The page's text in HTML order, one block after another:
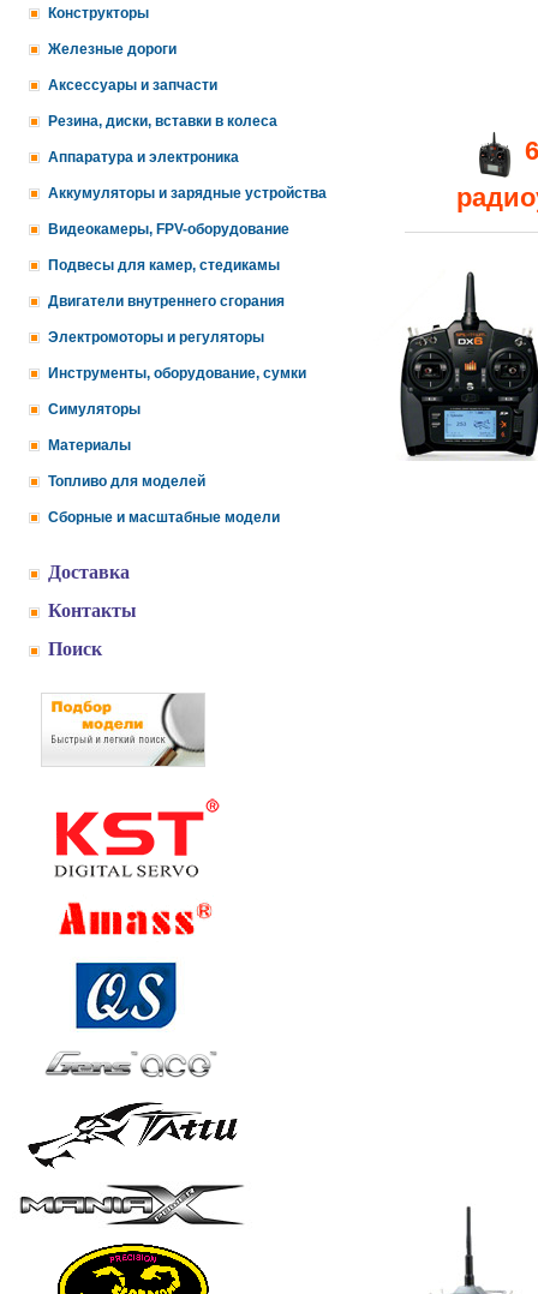
Конструкторы
Железные дороги
Аксессуары и запчасти
Резина, диски, вставки в колеса
Аппаратура и электроника
Аккумуляторы и зарядные устройства
Видеокамеры, FPV-оборудование
Подвесы для камер, стедикамы
Двигатели внутреннего сгорания
Электромоторы и регуляторы
Инструменты, оборудование, сумки
Симуляторы
Материалы
Топливо для моделей
Сборные и масштабные модели
Доставка
Контакты
Поиск